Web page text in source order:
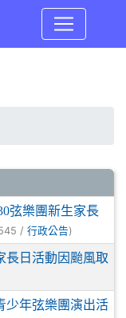
弦樂團新生家長
/ 行政公告)
長日活動因颱風取
少年弦樂團演出活